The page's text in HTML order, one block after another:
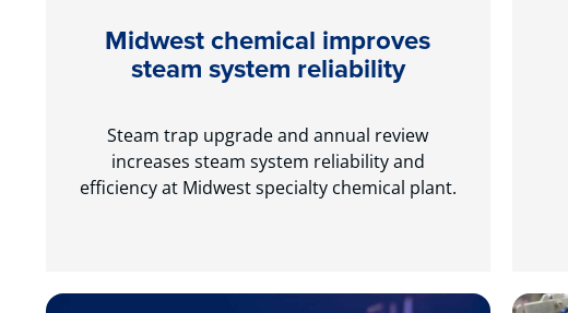
Midwest chemical improves
steam system reliability
Steam trap upgrade and annual review
increases steam system reliability and
efficiency at Midwest specialty chemical plant.